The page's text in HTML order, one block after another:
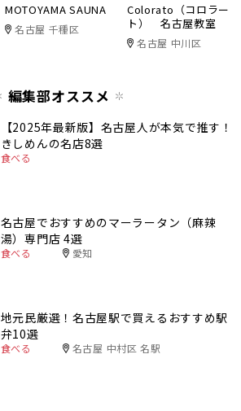
MOTOYAMA SAUNA
名古屋 千種区
Colorato（コロラー
ト） 名古屋教室
名古屋 中川区
編集部オススメ
【2025年最新版】名古屋人が本気で推す！
きしめんの名店8選
食べる
名古屋でおすすめのマーラータン（麻辣
湯）専門店 4選
食べる 愛知
地元民厳選！名古屋駅で買えるおすすめ駅
弁10選
食べる 名古屋 中村区 名駅